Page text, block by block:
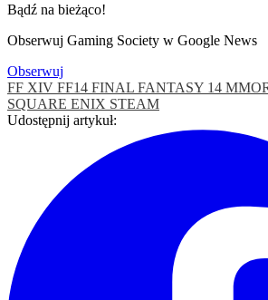
Bądź na bieżąco!
Obserwuj Gaming Society w Google News
Obserwuj
FF XIV FF14 FINAL FANTASY 14
SQUARE ENIX STEAM
Udostępnij artykuł: